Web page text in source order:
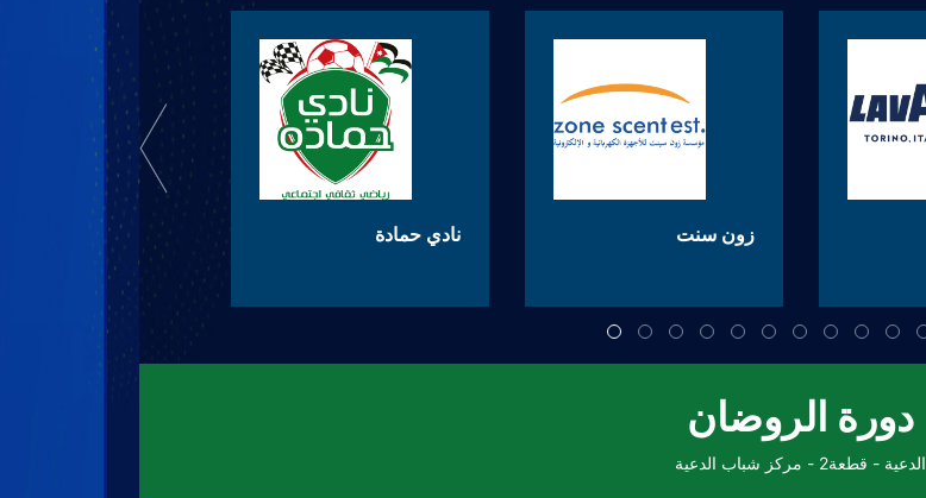
نادي حمادة زون سنت
دورة الروضان
الدعية - قطعة2 - مركز شباب الدعية